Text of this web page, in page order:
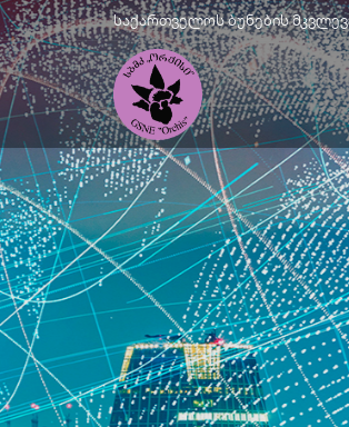
საქართველოს ბუნების
Მწვანე